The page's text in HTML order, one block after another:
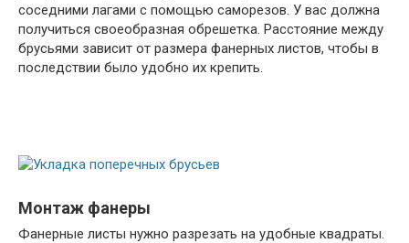
соседними лагами с помощью саморезов. У вас должна
получиться своеобразная обрешетка. Расстояние между
брусьями зависит от размера фанерных листов, чтобы в
последствии было удобно их крепить.
Монтаж фанеры
Фанерные листы нужно разрезать на удобные квадраты.